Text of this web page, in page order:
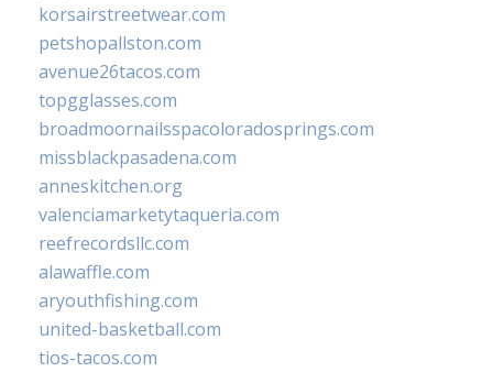
korsairstreetwear.com
petshopallston.com
avenue26tacos.com
topgglasses.com
broadmoornailsspacoloradosprings.com
missblackpasadena.com
anneskitchen.org
valenciamarketytaqueria.com
reefrecordsllc.com
alawaffle.com
aryouthfishing.com
united-basketball.com
tios-tacos.com